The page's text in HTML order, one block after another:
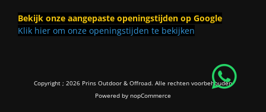
Bekijk onze aangepaste openingstijden op Google
Klik hier om onze openingstijden te bekijken
Copyright ; 2026 Prins Outdoor & Offroad. Alle rechten voorbehouden
Powered by nopCommerce